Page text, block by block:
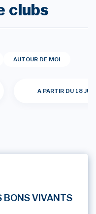
clubs
AUTOUR DE MOI
A PARTIR DU 18
BONS VIVANTS